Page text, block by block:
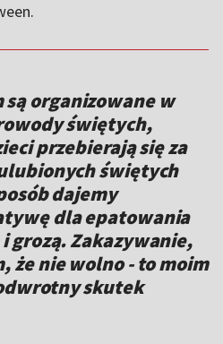
są organizowane w
świętych,
przebierają się za
świętych
dajemy
dla epatowania
grozą. Zakazywanie,
że nie wolno - to moim
skutek